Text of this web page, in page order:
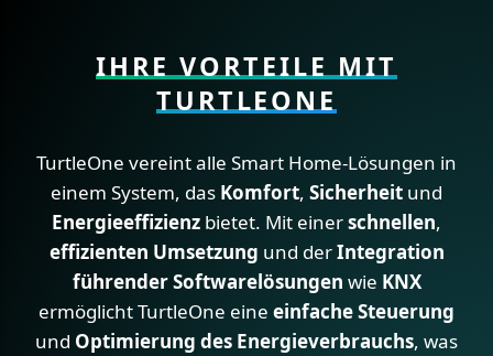
IHRE VORTEILE MIT
TURTLEONE
TurtleOne vereint alle Smart Home-Lösungen in
einem System, das Komfort, Sicherheit und
Energieeffizienz bietet. Mit einerschnellen,
effizienten Umsetzung und derIntegration
führender Softwarelösungen wie KNX
ermöglicht TurtleOne eine einfache Steuerung
und Optimierung des Energieverbrauchs, was